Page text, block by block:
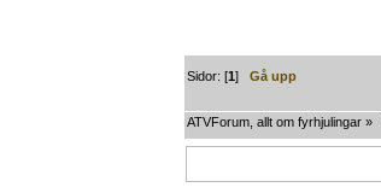
Sidor: [1]Gå upp
ATVForum, allt om fyrhjulingar »